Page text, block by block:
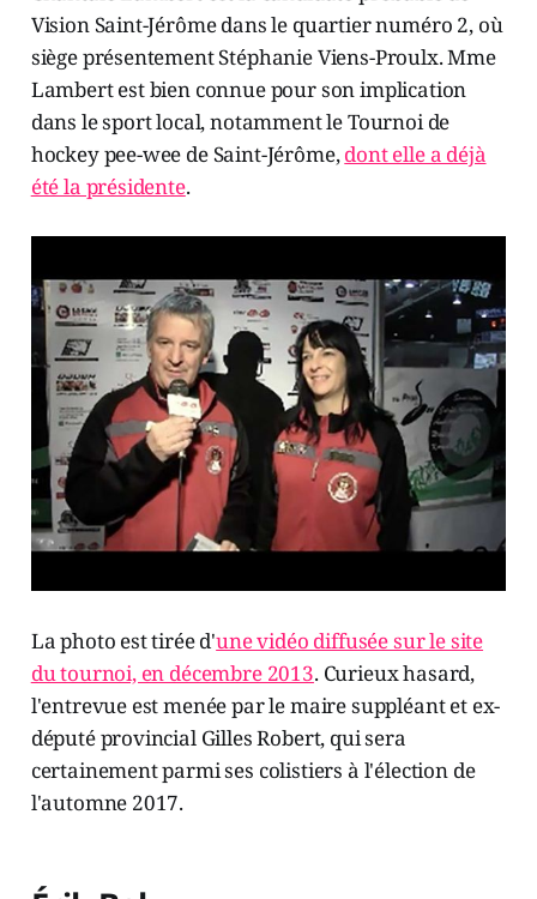
Vision Saint-Jérôme dans le quartier numéro 2, où
siège présentement Stéphanie Viens-Proulx. Mme
Lambert est bien connue pour son implication
dans le sport local, notamment le Tournoi de
hockey pee-wee de Saint-Jérôme,dont elle a déjà
été la présidente.
La photo est tirée d'une vidéo diffusée sur le site
du tournoi, en décembre 2013. Curieux hasard,
l'entrevue est menée par le maire suppléant et ex-
député provincial Gilles Robert, qui sera
certainement parmi ses colistiers à l'élection de
l'automne 2017.